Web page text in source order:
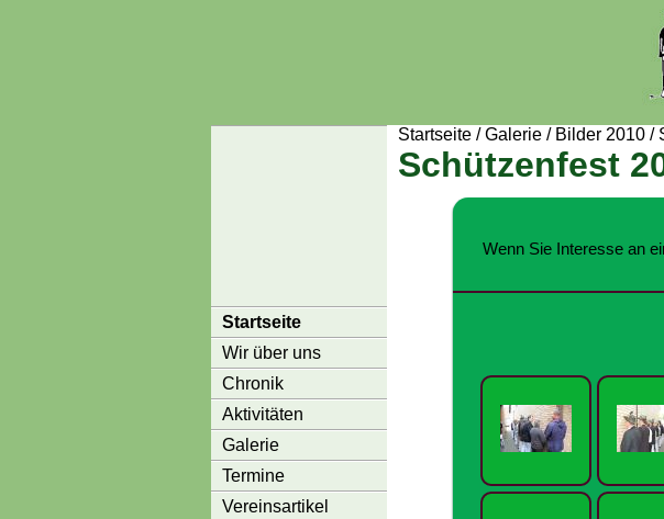
Startseite
Wir über uns
Chronik
Aktivitäten
Galerie
Termine
Vereinsartikel
Startseite /Galerie / Bilder 2010 /
Schützenfest
Wenn Sie Interesse an